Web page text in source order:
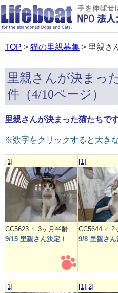
TOP > 猫の里親募集> 里親さ
里親さんが決まっ
件（4/10ページ）
里親さんが決まった猫たちで
※数字をクリックすると大き
[1]
CC5623 ♀ 3ヶ月半齢
9/15 里親さん決定！
[1]
CC5644 ♂ 2
9/8 里親さん
[1] [1] [2]